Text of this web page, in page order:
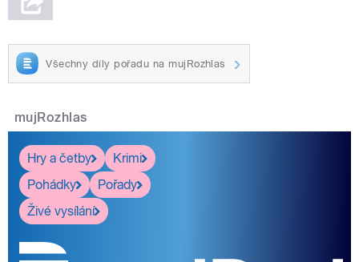
Všechny díly pořadu na mujRozhlas
mujRozhlas
Hry a četby
Krimi
Pohádky
Pořady
Živé vysílání